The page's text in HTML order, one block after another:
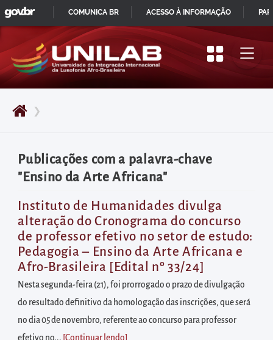
Pular
para
início
do
principal
Acessar
diretamente
o
menu
principal
Acessar
diretamente
à
área
para
❯
Publicações com a palavra-chave
"Ensino da Arte Africana"
Instituto de Humanidades divulga
alteração do Cronograma do concurso
de professor efetivo no setor de estudo:
Pedagogia – Ensino da Arte Africana e
Afro-Brasileira [Edital nº 33/24]
Nesta segunda-feira (21), foi prorrogado o prazo de divulgação
do resultado definitivo da homologação das inscrições, que será
no dia 05 de novembro, referente ao concurso para professor
efetivo no... [Continuar lendo
IR
PARA
CONTEÚDO
GOVBR
COMUNICA BR ACESSO À INFORMAÇÃO